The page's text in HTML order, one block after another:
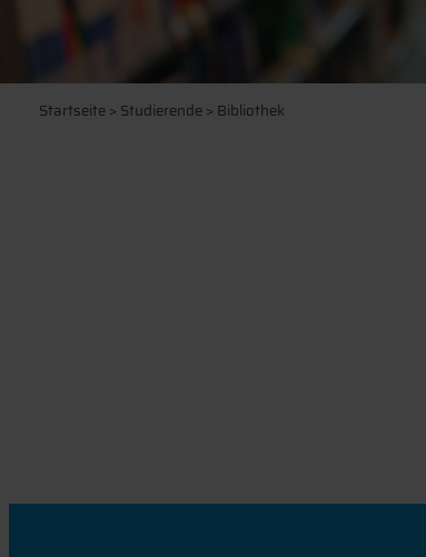
Startseite> Studierende> Bibliothek